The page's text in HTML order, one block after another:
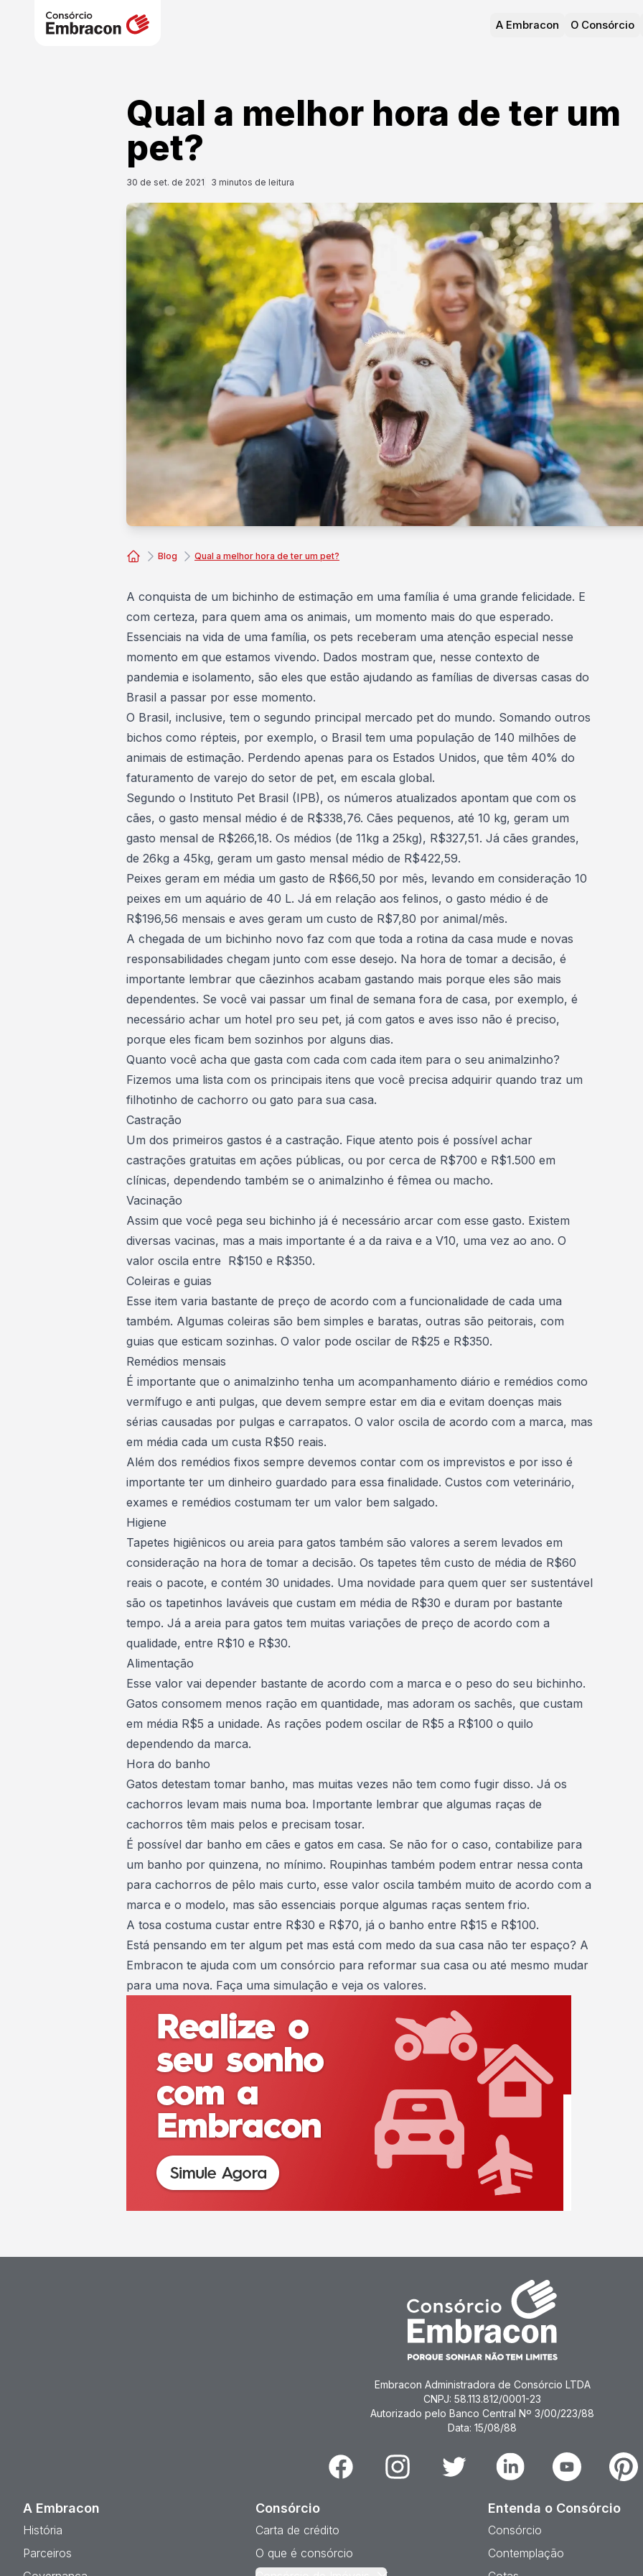
A Embracon O Consórcio
Qual a melhor hora de ter um
pet?
30 de set. de 2021 3 minutos de leitura
Blog Qual a melhor hora de ter um pet?
A conquista de um bichinho de estimação em uma família é uma grande felicidade. E
com certeza, para quem ama os animais, um momento mais do que esperado.
Essenciais na vida de uma família, os pets receberam uma atenção especial nesse
momento em que estamos vivendo. Dados mostram que, nesse contexto de
pandemia e isolamento, são eles que estão ajudando as famílias de diversas casas do
Brasil a passar por esse momento.
O Brasil, inclusive, tem o segundo principal mercado pet do mundo. Somando outros
bichos como répteis, por exemplo, o Brasil tem uma população de 140 milhões de
animais de estimação. Perdendo apenas para os Estados Unidos, que têm 40% do
faturamento de varejo do setor de pet, em escala global.
Segundo o Instituto Pet Brasil (IPB), os números atualizados apontam que com os
cães, o gasto mensal médio é de R$338,76. Cães pequenos, até 10 kg, geram um
gasto mensal de R$266,18. Os médios (de 11kg a 25kg), R$327,51. Já cães grandes,
de 26kg a 45kg, geram um gasto mensal médio de R$422,59.
Peixes geram em média um gasto de R$66,50 por mês, levando em consideração 10
peixes em um aquário de 40 L. Já em relação aos felinos, o gasto médio é de
R$196,56 mensais e aves geram um custo de R$7,80 por animal/mês.
A chegada de um bichinho novo faz com que toda a rotina da casa mude e novas
responsabilidades chegam junto com esse desejo. Na hora de tomar a decisão, é
importante lembrar que cãezinhos acabam gastando mais porque eles são mais
dependentes. Se você vai passar um final de semana fora de casa, por exemplo, é
necessário achar um hotel pro seu pet, já com gatos e aves isso não é preciso,
porque eles ficam bem sozinhos por alguns dias.
Quanto você acha que gasta com cada com cada item para o seu animalzinho?
Fizemos uma lista com os principais itens que você precisa adquirir quando traz um
filhotinho de cachorro ou gato para sua casa.
Castração
Um dos primeiros gastos é a castração. Fique atento pois é possível achar
castrações gratuitas em ações públicas, ou por cerca de R$700 e R$1.500 em
clínicas, dependendo também se o animalzinho é fêmea ou macho.
Vacinação
Assim que você pega seu bichinho já é necessário arcar com esse gasto. Existem
diversas vacinas, mas a mais importante é a da raiva e a V10, uma vez ao ano. O
valor oscila entre R$150 e R$350.
Coleiras e guias
Esse item varia bastante de preço de acordo com a funcionalidade de cada uma
também. Algumas coleiras são bem simples e baratas, outras são peitorais, com
guias que esticam sozinhas. O valor pode oscilar de R$25 e R$350.
Remédios mensais
É importante que o animalzinho tenha um acompanhamento diário e remédios como
vermífugo e anti pulgas, que devem sempre estar em dia e evitam doenças mais
sérias causadas por pulgas e carrapatos. O valor oscila de acordo com a marca, mas
em média cada um custa R$50 reais.
Além dos remédios fixos sempre devemos contar com os imprevistos e por isso é
importante ter um dinheiro guardado para essa finalidade. Custos com veterinário,
exames e remédios costumam ter um valor bem salgado.
Higiene
Tapetes higiênicos ou areia para gatos também são valores a serem levados em
consideração na hora de tomar a decisão. Os tapetes têm custo de média de R$60
reais o pacote, e contém 30 unidades. Uma novidade para quem quer ser sustentável
são os tapetinhos laváveis que custam em média de R$30 e duram por bastante
tempo. Já a areia para gatos tem muitas variações de preço de acordo com a
qualidade, entre R$10 e R$30.
Alimentação
Esse valor vai depender bastante de acordo com a marca e o peso do seu bichinho.
Gatos consomem menos ração em quantidade, mas adoram os sachês, que custam
em média R$5 a unidade. As rações podem oscilar de R$5 a R$100 o quilo
dependendo da marca.
Hora do banho
Gatos detestam tomar banho, mas muitas vezes não tem como fugir disso. Já os
cachorros levam mais numa boa. Importante lembrar que algumas raças de
cachorros têm mais pelos e precisam tosar.
É possível dar banho em cães e gatos em casa. Se não for o caso, contabilize para
um banho por quinzena, no mínimo. Roupinhas também podem entrar nessa conta
para cachorros de pêlo mais curto, esse valor oscila também muito de acordo com a
marca e o modelo, mas são essenciais porque algumas raças sentem frio.
A tosa costuma custar entre R$30 e R$70, já o banho entre R$15 e R$100.
Está pensando em ter algum pet mas está com medo da sua casa não ter espaço? A
Embracon te ajuda com um consórcio para reformar sua casa ou até mesmo mudar
para uma nova. Faça uma simulação e veja os valores.
Embracon Administradora de Consórcio LTDA
CNPJ: 58.113.812/0001-23
Autorizado pelo Banco Central Nº 3/00/223/88
Data: 15/08/88
Facebook Instagram Twitter Linkedin Youtube
A Embracon
História
Parceiros
Consórcio
Carta de crédito
O que é consórcio
Entenda o Consórcio
Consórcio
Contemplação